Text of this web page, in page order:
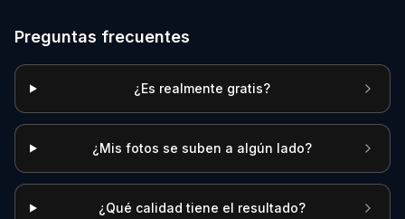
Preguntas frecuentes
¿Es realmente gratis?
¿Mis fotos se suben a algún lado?
¿Qué calidad tiene el resultado?